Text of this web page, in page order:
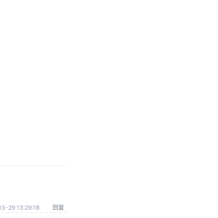
29 13:29:18 回复